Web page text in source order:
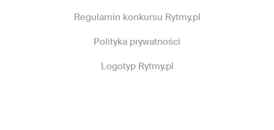
Regulamin konkursu Rytmy.pl
Polityka prywatności
Logotyp Rytmy.pl